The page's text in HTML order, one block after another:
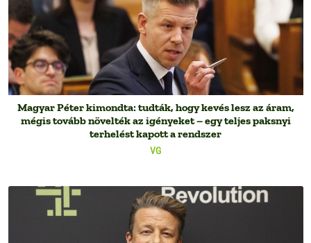
VG
Magyar Péter kimondta: tudták, hogy kevés lesz az áram,
mégis tovább növelték az igényeket – egy teljes paksnyi
terhelést kapott a rendszer